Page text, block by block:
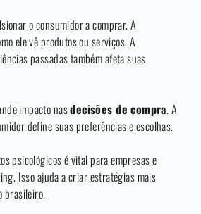
o consumidor a comprar. A
ele vê produtos ou serviços. A
passadas também afeta suas
impacto nasdecisões de compra. A
define suas preferências e escolhas.
psicológicos é vital para empresas e
Isso ajuda a criar estratégias mais
brasileiro.